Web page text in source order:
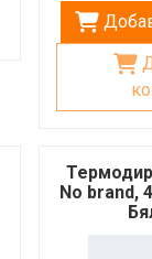
No brand,